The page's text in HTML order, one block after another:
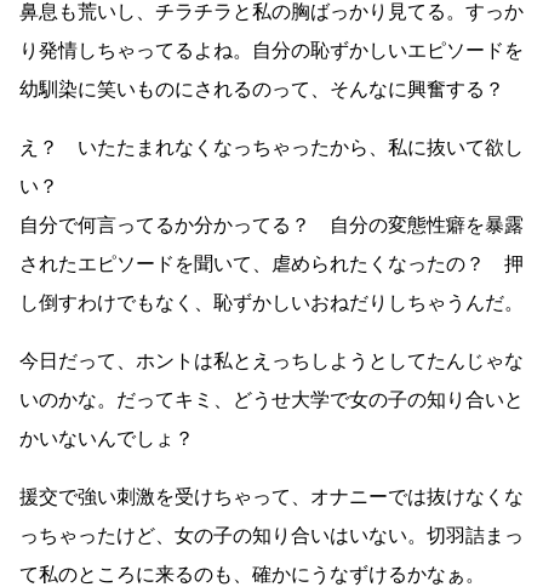
鼻息も荒いし、チラチラと私の胸ばっかり見てる。すっか
り発情しちゃってるよね。自分の恥ずかしいエピソードを
幼馴染に笑いものにされるのって、そんなに興奮する？
え？ いたたまれなくなっちゃったから、私に抜いて欲し
い？
自分で何言ってるか分かってる？ 自分の変態性癖を暴露
されたエピソードを聞いて、虐められたくなったの？ 押
し倒すわけでもなく、恥ずかしいおねだりしちゃうんだ。
今日だって、ホントは私とえっちしようとしてたんじゃな
いのかな。だってキミ、どうせ大学で女の子の知り合いと
かいないんでしょ？
援交で強い刺激を受けちゃって、オナニーでは抜けなくな
っちゃったけど、女の子の知り合いはいない。切羽詰まっ
て私のところに来るのも、確かにうなずけるかなぁ。